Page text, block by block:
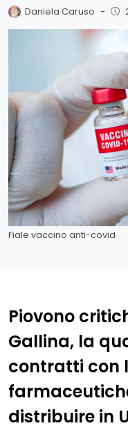
Daniela Caruso -
Fiale vaccino anti-covid
Piovono
Gallina, la
contratti con
distribuire in